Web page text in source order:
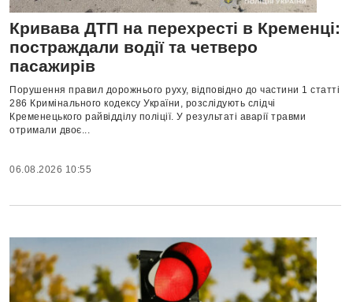
Кривава ДТП на перехресті в Кременці:
постраждали водії та четверо
пасажирів
Порушення правил дорожнього руху, відповідно до частини 1 статті
286 Кримінального кодексу України, розслідують слідчі
Кременецького райвідділу поліції. У результаті аварії травми
отримали двоє...
06.08.2026 10:55